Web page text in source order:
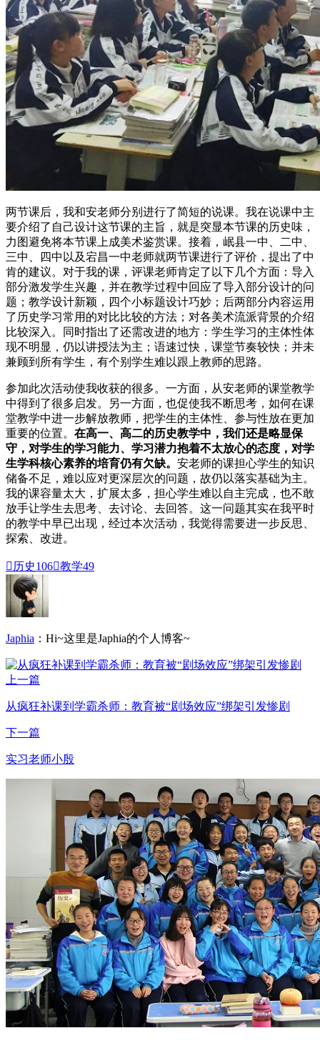
两节课后，我和安老师分别进行了简短的说课。我在说课中主
要介绍了自己设计这节课的主旨，就是突显本节课的历史味，
力图避免将本节课上成美术鉴赏课。接着，岷县一中、二中、
三中、四中以及宕昌一中老师就两节课进行了评价，提出了中
肯的建议。对于我的课，评课老师肯定了以下几个方面：导入
部分激发学生兴趣，并在教学过程中回应了导入部分设计的问
题；教学设计新颖，四个小标题设计巧妙；后两部分内容运用
了历史学习常用的对比比较的方法；对各美术流派背景的介绍
比较深入。同时指出了还需改进的地方：学生学习的主体性体
现不明显，仍以讲授法为主；语速过快，课堂节奏较快；并未
兼顾到所有学生，有个别学生难以跟上教师的思路。
参加此次活动使我收获的很多。一方面，从安老师的课堂教学
中得到了很多启发。另一方面，也促使我不断思考，如何在课
堂教学中进一步解放教师，把学生的主体性、参与性放在更加
重要的位置。 在高一、高二的历史教学中，我们还是略显保
守，对学生的学习能力、学习潜力抱着不太放心的态度，对学
生学科核心素养的培育仍有欠缺。 安老师的课担心学生的知识
储备不足，难以应对更深层次的问题，故仍以落实基础为主。
我的课容量太大，扩展太多，担心学生难以自主完成，也不敢
放手让学生去思考、去讨论、去回答。这一问题其实在我平时
的教学中早已出现，经过本次活动，我觉得需要进一步反思、
探索、改进。
 历史106教学49
Japhia ：Hi~这里是Japhia的个人博客~
上一篇
从疯狂补课到学霸杀师：教育被“剧场效应”绑架引发惨剧
下一篇
实习老师小殷